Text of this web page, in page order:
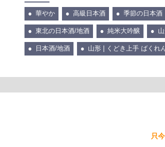
華やか 高級日本酒 季節の日本酒
東北の日本酒/地酒 純米大吟醸
日本酒/地酒 山形 | くどき上手 ばくれ
只